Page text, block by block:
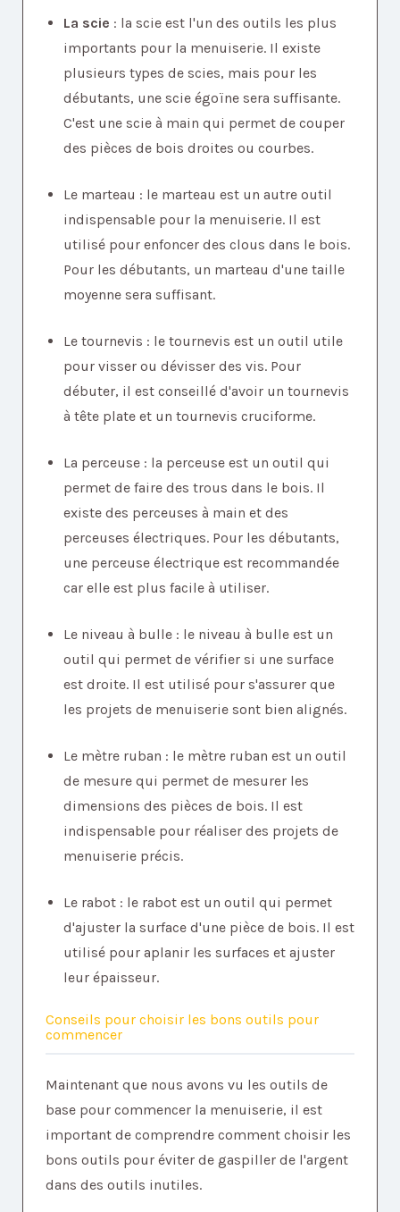
La scie : la scie est l'un des outils les plus
importants pour la menuiserie. Il existe
plusieurs types de scies, mais pour les
débutants, une scie égoïne sera suffisante.
C'est une scie à main qui permet de couper
des pièces de bois droites ou courbes.
Le marteau : le marteau est un autre outil
indispensable pour la menuiserie. Il est
utilisé pour enfoncer des clous dans le bois.
Pour les débutants, un marteau d'une taille
moyenne sera suffisant.
Le tournevis : le tournevis est un outil utile
pour visser ou dévisser des vis. Pour
débuter, il est conseillé d'avoir un tournevis
à tête plate et un tournevis cruciforme.
La perceuse : la perceuse est un outil qui
permet de faire des trous dans le bois. Il
existe des perceuses à main et des
perceuses électriques. Pour les débutants,
une perceuse électrique est recommandée
car elle est plus facile à utiliser.
Le niveau à bulle : le niveau à bulle est un
outil qui permet de vérifier si une surface
est droite. Il est utilisé pour s'assurer que
les projets de menuiserie sont bien alignés.
Le mètre ruban : le mètre ruban est un outil
de mesure qui permet de mesurer les
dimensions des pièces de bois. Il est
indispensable pour réaliser des projets de
menuiserie précis.
Le rabot : le rabot est un outil qui permet
d'ajuster la surface d'une pièce de bois. Il est
utilisé pour aplanir les surfaces et ajuster
leur épaisseur.
Conseils pour choisir les bons outils pour
commencer
Maintenant que nous avons vu les outils de
base pour commencer la menuiserie, il est
important de comprendre comment choisir les
bons outils pour éviter de gaspiller de l'argent
dans des outils inutiles.